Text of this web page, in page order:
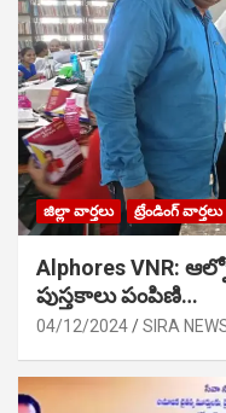
జిల్లా వార్తలు ట్రేండింగ్ వార్తలు
Alphores VNR:
పుస్తకాలు పంపిణి…
04/12/2024 SIRA